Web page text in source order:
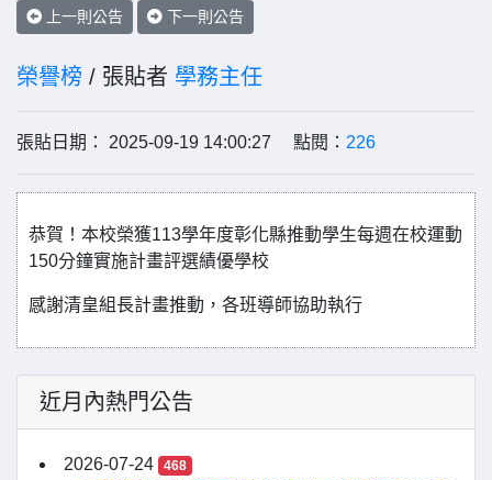
上一則公告 下一則公告
榮譽榜 / 張貼者 學務主任
張貼日期： 2025-09-19 14:00:27 點閱： 226
恭賀！本校榮獲113學年度彰化縣推動學生每週在校運動
150分鐘實施計畫評選績優學校
感謝清皇組長計畫推動，各班導師協助執行
近月內熱門公告
2026-07-24 468